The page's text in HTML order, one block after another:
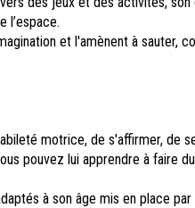
l’espace.
et l'amènent à sauter,
motrice, de s'affirmer, de
pouvez lui apprendre à faire
à son âge mis en place